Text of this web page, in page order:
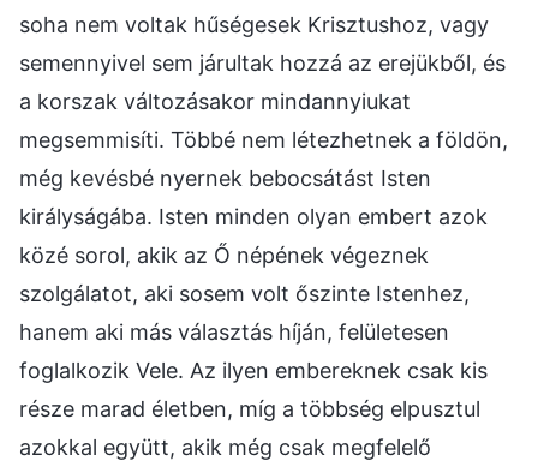
soha nem voltak hűségesek Krisztushoz, vagy
semennyivel sem járultak hozzá az erejükből, és
a korszak változásakor mindannyiukat
megsemmisíti. Többé nem létezhetnek a földön,
még kevésbé nyernek bebocsátást Isten
királyságába. Isten minden olyan embert azok
közé sorol, akik az Ő népének végeznek
szolgálatot, aki sosem volt őszinte Istenhez,
hanem aki más választás híján, felületesen
foglalkozik Vele. Az ilyen embereknek csak kis
része marad életben, míg a többség elpusztul
azokkal együtt, akik még csak megfelelő